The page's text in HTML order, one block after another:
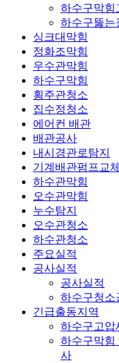
하수구막힘
하수구뚫는
싱크대막힘
정화조막힘
우수관막힘
하수구막힘
횡주관청소
집수정청소
에어컨 배관
배관공사
내시경관로탐지
기계배관펌프교체
하수관막힘
오수관막힘
누수탐지
오수관청소
하수관청소
주요실적
공사실적
공사실적
하수구청소
긴급출동지역
하수구고압
하수구막힘
사